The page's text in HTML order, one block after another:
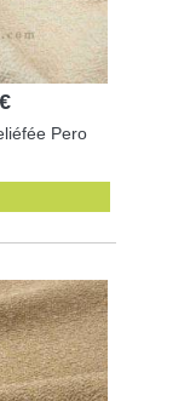
Pero